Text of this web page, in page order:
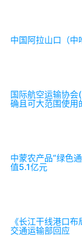
中国阿拉山口（中
国际航空运输协
确且可大范围使用
中蒙农产品“绿色
值5.1亿元
《长江干线港口
交通运输部回应